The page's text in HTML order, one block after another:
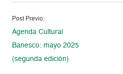
Post Previo:
Agenda Cultural
Banesco: mayo 2025
(segunda edición)